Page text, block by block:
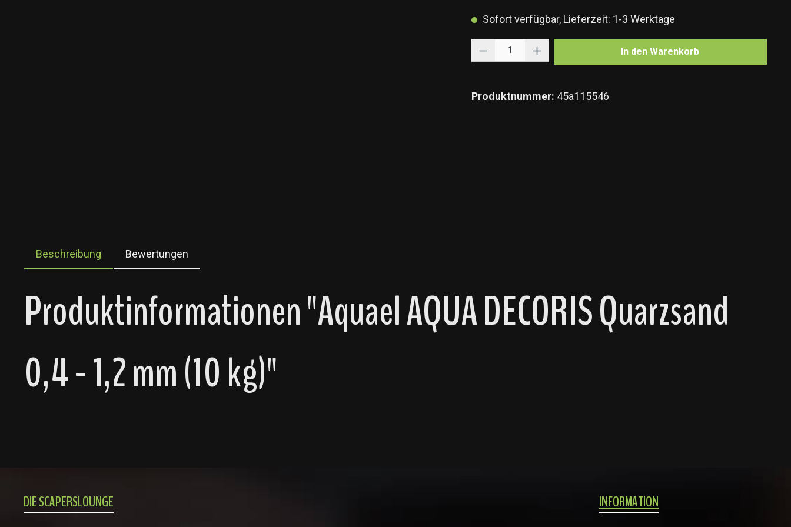
Sofort verfügbar, Lieferzeit: 1-3 Werktage
In den Warenkorb
Produktnummer: 45a115546
Beschreibung Bewertungen
Produktinformationen "Aquael AQUA DECORIS Quarzsand
0,4 - 1,2 mm (10 kg)"
DIE SCAPERSLOUNGE INFORMATION